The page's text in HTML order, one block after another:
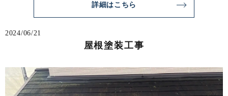
詳細はこちら
2024/06/21
屋根塗装工事